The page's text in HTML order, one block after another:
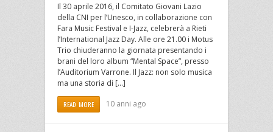
Il 30 aprile 2016, il Comitato Giovani Lazio
della CNI per l’Unesco, in collaborazione con
Fara Music Festival e I-Jazz, celebrerà a Rieti
l’International Jazz Day. Alle ore 21.00 i Motus
Trio chiuderanno la giornata presentando i
brani del loro album “Mental Space”, presso
l’Auditorium Varrone. Il Jazz: non solo musica
ma una storia di […]
READ MORE 10 anni ago